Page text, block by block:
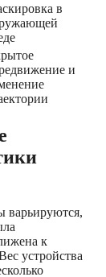
в
и
варьируются,
к
устройства